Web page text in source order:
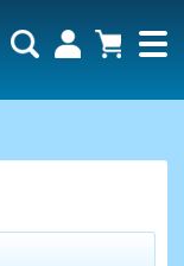
prázdný.